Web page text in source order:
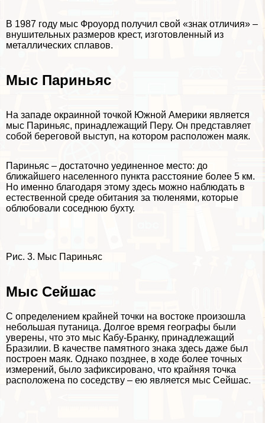
В 1987 году мыс Фроуорд получил свой «знак отличия» –
внушительных размеров крест, изготовленный из
металлических сплавов.
Мыс Париньяс
На западе окраинной точкой Южной Америки является
мыс Париньяс, принадлежащий Перу. Он представляет
собой береговой выступ, на котором расположен маяк.
Париньяс – достаточно уединенное место: до
ближайшего населенного пункта расстояние более 5 км.
Но именно благодаря этому здесь можно наблюдать в
естественной среде обитания за тюленями, которые
облюбовали соседнюю бухту.
Рис. 3. Мыс Париньяс
Мыс Сейшас
С определением крайней точки на востоке произошла
небольшая пyтaница. Долгое время географы были
уверены, что это мыс Кабу-Бранку, принадлежащий
Бразилии. В качестве памятного знака здесь даже был
построен маяк. Однако позднее, в ходе более точных
измерений, было зафиксировано, что крайняя точка
расположена по соседству – ею является мыс Сейшас.